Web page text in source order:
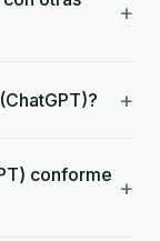
+
+
conforme +